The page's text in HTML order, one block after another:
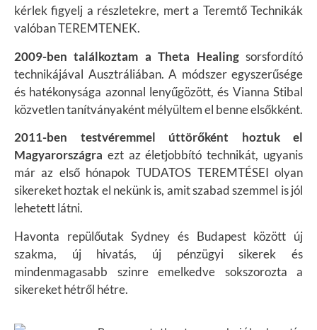
kérlek figyelj a részletekre, mert a Teremtő Technikák
valóban TEREMTENEK.
2009-ben találkoztam a Theta Healingsorsfordító
technikájával Ausztráliában. A módszer egyszerűsége
és hatékonysága azonnal lenyűgözött, és Vianna Stibal
közvetlen tanítványaként mélyültem el benne elsőkként.
2011-ben testvéremmel úttörőként hoztuk el
Magyarországra ezt az életjobbító technikát, ugyanis
már az első hónapok TUDATOS TEREMTÉSEI olyan
sikereket hoztak el nekünk is, amit szabad szemmel is jól
lehetett látni.
Havonta repülőutak Sydney és Budapest között új
szakma, új hivatás, új pénzügyi sikerek és
mindenmagasabb szinre emelkedve sokszorozta a
sikereket hétről hétre.